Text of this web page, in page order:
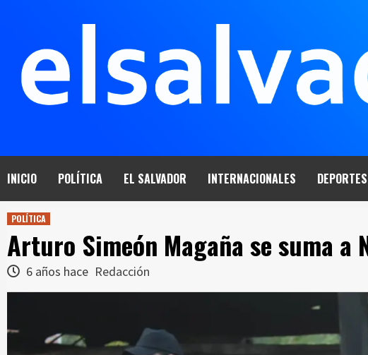
INICIO POLÍTICA EL SALVADOR INTERNACIONALES DEPORTES
POLÍTICA
Arturo Simeón Magaña se suma a
6 años hace Redacción